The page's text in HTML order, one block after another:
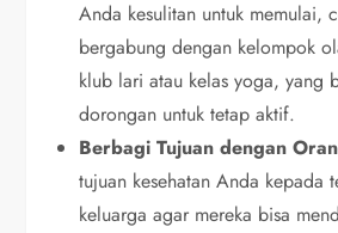
Anda kesulitan untuk memulai,
bergabung dengan kelompok
klub lari atau kelas yoga, yang
dorongan untuk tetap aktif.
Berbagi Tujuan dengan
tujuan kesehatan Anda kepada
keluarga agar mereka bisa